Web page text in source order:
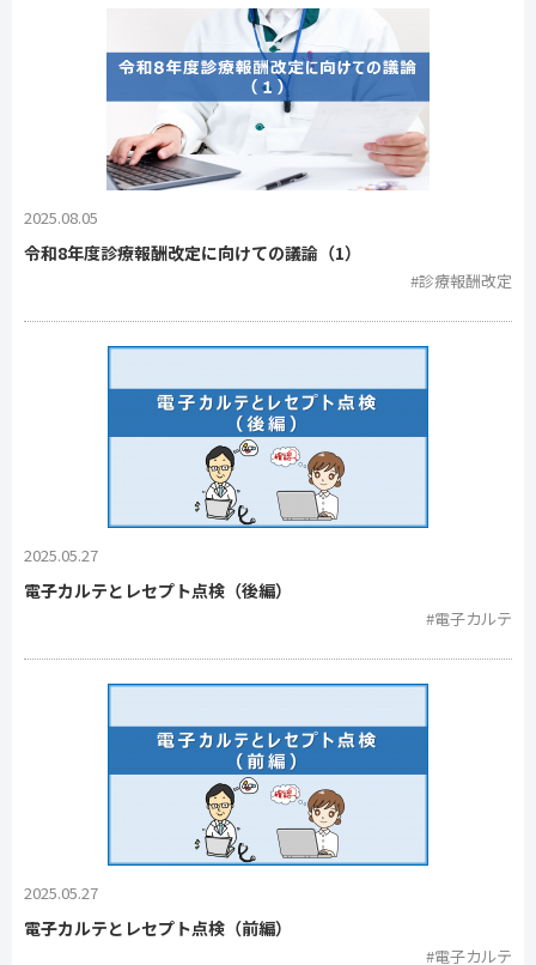
2025.08.05
令和8年度診療報酬改定に向けての議論（1）
#診療報酬改定
2025.05.27
電子カルテとレセプト点検（後編）
#電子カルテ
2025.05.27
電子カルテとレセプト点検（前編）
#電子カルテ